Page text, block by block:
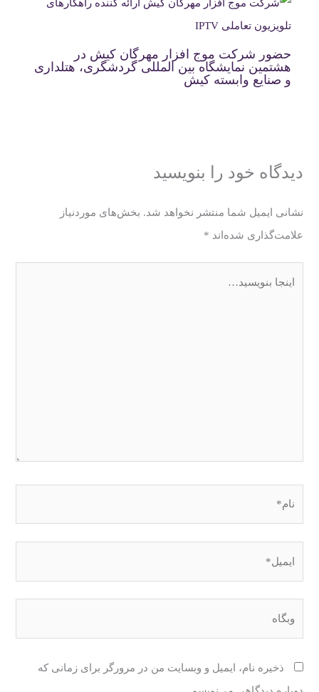
حضور شرکت موج افزار مهرگان کیش در
هشتمین نمایشگاه بین المللی گردشگری، هتلداری
و صنایع وابسته کیش
دیدگاه‌ خود را بنویسید
نشانی ایمیل شما منتشر نخواهد شد. بخش‌های موردنیاز
علامت‌گذاری شده‌اند *
ذخیره نام، ایمیل و وبسایت من در مرورگر برای زمانی که